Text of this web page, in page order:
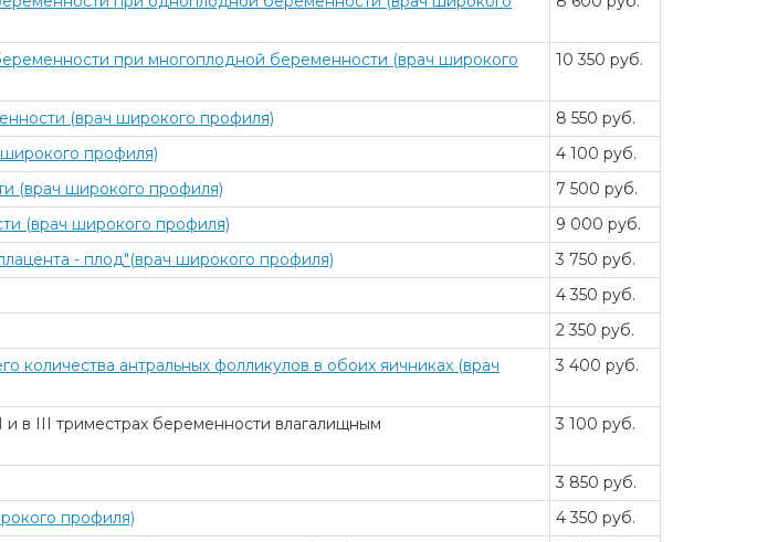
при многоплодной беременности (врач широкого
10 350 руб.
(врач широкого профиля)
8 550 руб.
профиля)
4 100 руб.
(врач широкого профиля)
7 500 руб.
(врач широкого профиля)
9 000 руб.
- плод"(врач широкого профиля)
3 750 руб.
4 350 руб.
2 350 руб.
количества антральных фолликулов в обоих яичниках (врач
3 400 руб.
в III триместрах беременности влагалищным
3 100 руб.
3 850 руб.
профиля)
4 350 руб.